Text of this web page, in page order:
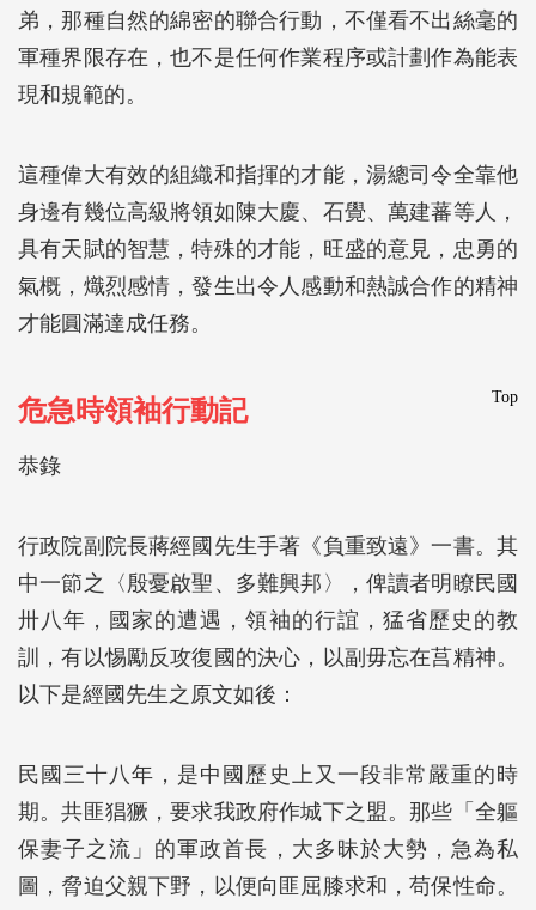
弟，那種自然的綿密的聯合行動，不僅看不出絲毫的
軍種界限存在，也不是任何作業程序或計劃作為能表
現和規範的。
這種偉大有效的組織和指揮的才能，湯總司令全靠他
身邊有幾位高級將領如陳大慶、石覺、萬建蕃等人，
具有天賦的智慧，特殊的才能，旺盛的意見，忠勇的
氣概，熾烈感情，發生出令人感動和熱誠合作的精神
才能圓滿達成任務。
Top
危急時領袖行動記
恭錄
行政院副院長蔣經國先生手著《負重致遠》一書。其
中一節之〈殷憂啟聖、多難興邦〉，俾讀者明瞭民國
卅八年，國家的遭遇，領袖的行誼，猛省歷史的教
訓，有以惕勵反攻復國的決心，以副毋忘在莒精神。
以下是經國先生之原文如後：
民國三十八年，是中國歷史上又一段非常嚴重的時
期。共匪猖獗，要求我政府作城下之盟。那些「全軀
保妻子之流」的軍政首長，大多昧於大勢，急為私
圖，脅迫父親下野，以便向匪屈膝求和，苟保性命。